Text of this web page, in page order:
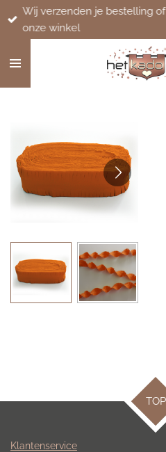
Ga
direct
de
Wij verzenden je bestelling
onze winkel
TOP
Klantenservice